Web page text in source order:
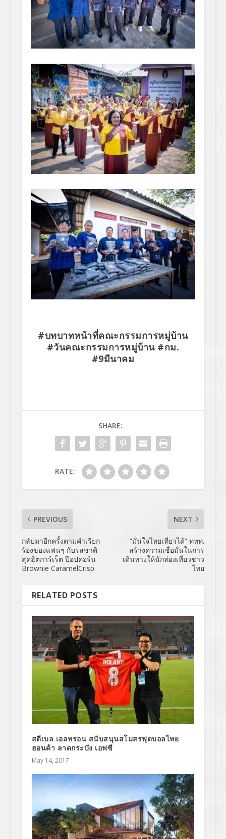
#บทบาทหน้าที่คณะกรรมการหมู่บ้าน
#วันคณะกรรมการหมู่บ้าน #กม.
#9มีนาคม
SHARE:
RATE:
PREVIOUS
กลับมาอีกครั้งตามคำเรียก
ร้องของแฟนๆ กับรสชาติ
สุดฮิตการ์เร็ต ป๊อปคอร์น
Brownie CaramelCrisp
NEXT
“มั่นใจไทยเที่ยวได้” ททท.
สร้างความเชื่อมั่นในการ
เดินทางให้นักท่องเที่ยวชาว
ไทย
RELATED POSTS
สตีเบล เอลทรอน สนับสนุนสโมสรฟุตบอลไทย
ฮอนด้า ลาดกระบัง เอฟซี
May 14, 2017